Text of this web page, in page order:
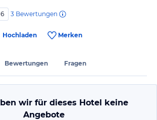
3 Bewertungen
Hochladen Merken
Bewertungen Fragen
wir für dieses Hotel keine
Angebote